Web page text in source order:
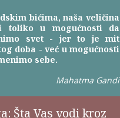
bićima, naša veličina
toliko u mogućnosti da
svet - jer to je mit
doba - već u mogućnosti
sebe.
Mahatma Gandi
Šta Vas vodi kroz